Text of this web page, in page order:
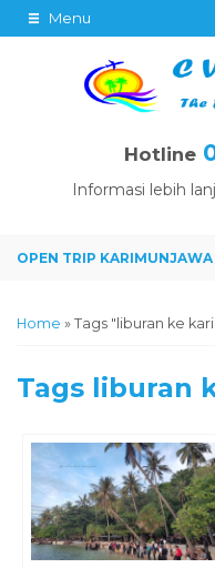
Menu
Hotline
Informasi lebih
Home » Tags "liburan ke
Tags liburan